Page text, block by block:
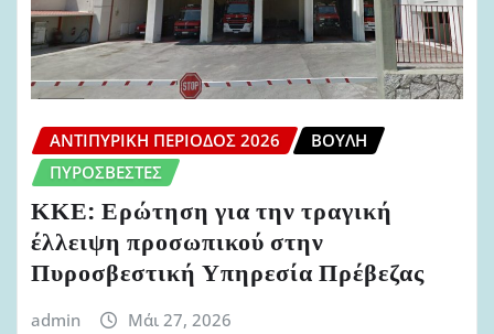
ΑΝΤΙΠΥΡΙΚΉ ΠΕΡΊΟΔΟΣ 2026
ΒΟΥΛΉ
ΠΥΡΟΣΒΈΣΤΕΣ
ΚΚΕ: Ερώτηση για την τραγική
έλλειψη προσωπικού στην
Πυροσβεστική Υπηρεσία Πρέβεζας
admin Μάι 27, 2026